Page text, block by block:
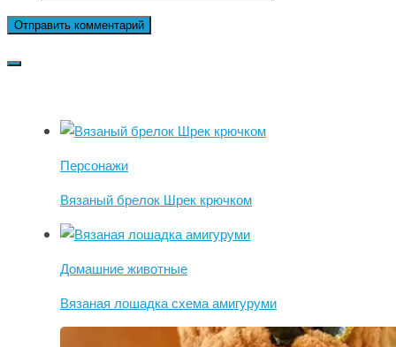
Персонажи
Вязаный брелок Шрек крючком
Домашние животные
Вязаная лошадка схема амигуруми